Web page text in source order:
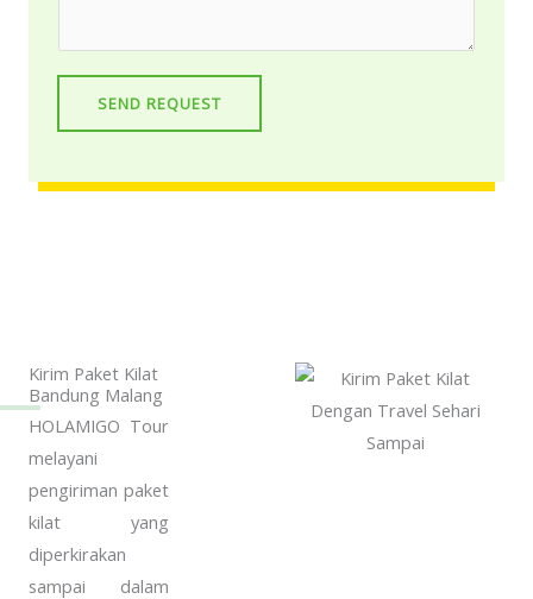
N
m
e
M
e
a
SEND REQUEST
Kirim Paket Kilat
Bandung Malang
HOLAMIGO Tour
melayani
pengiriman paket
kilat yang
diperkirakan
sampai dalam